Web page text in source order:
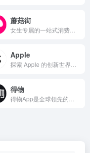
蘑菇街
Apple
得物